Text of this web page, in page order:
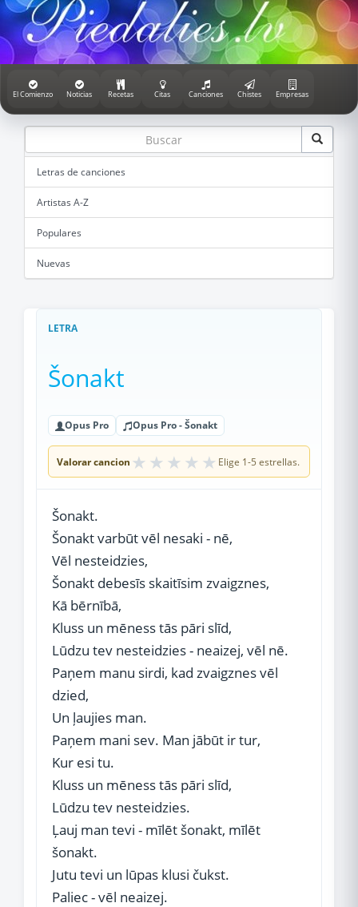
El Comienzo Noticias Recetas Citas Canciones Chistes Empresas
Letras de canciones
Artistas A-Z
Populares
Nuevas
LETRA
Šonakt
Opus Pro Opus Pro - Šonakt
Valorar cancion ★ ★ ★ ★ ★ Elige 1-5 estrellas.
Šonakt.
Šonakt varbūt vēl nesaki - nē,
Vēl nesteidzies,
Šonakt debesīs skaitīsim zvaigznes,
Kā bērnībā,
Kluss un mēness tās pāri slīd,
Lūdzu tev nesteidzies - neaizej, vēl nē.
Paņem manu sirdi, kad zvaigznes vēl
dzied,
Un ļaujies man.
Paņem mani sev. Man jābūt ir tur,
Kur esi tu.
Kluss un mēness tās pāri slīd,
Lūdzu tev nesteidzies.
Ļauj man tevi - mīlēt šonakt, mīlēt
šonakt.
Jutu tevi un lūpas klusi čukst.
Paliec - vēl neaizej.